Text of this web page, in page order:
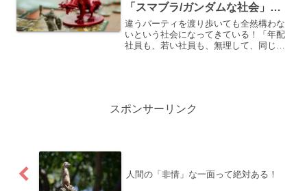
「スマブラ/ガンダムな社会」の
台頭
違うパーティを渡り歩いても全然構わな
いという社会になってきている！「年配
社員も、若い社員も、無理して、同じ会
スポンサーリンク
人間の「非情」な一面って絶対ある！